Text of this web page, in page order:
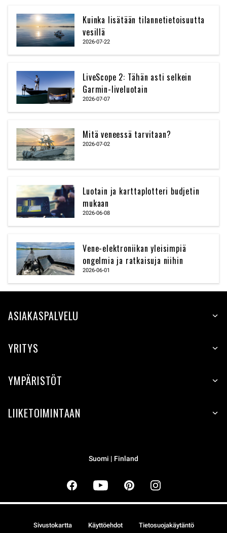
Kuinka lisätään tilannetietoisuutta
vesillä
2026-07-22
LiveScope 2: Tähän asti selkein
Garmin-liveluotain
2026-07-07
Mitä veneessä tarvitaan?
2026-07-02
Luotain ja karttaplotteri budjetin
mukaan
2026-06-08
Vene-elektroniikan yleisimpiä
ongelmia ja ratkaisuja niihin
2026-06-01
ASIAKASPALVELU
YRITYS
YMPÄRISTÖT
LIIKETOIMINTAAN
Suomi | Finland
Sivustokartta Käyttöehdot Tietosuojakäytäntö